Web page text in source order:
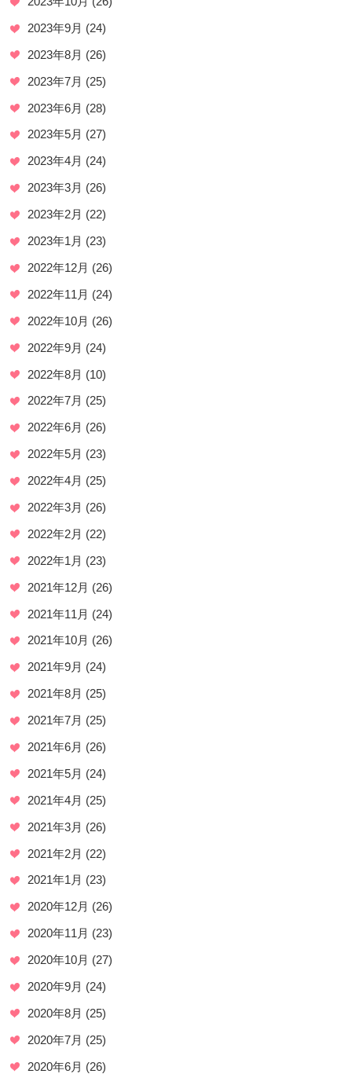
2023年9月 (24)
2023年8月 (26)
2023年7月 (25)
2023年6月 (28)
2023年5月 (27)
2023年4月 (24)
2023年3月 (26)
2023年2月 (22)
2023年1月 (23)
2022年12月 (26)
2022年11月 (24)
2022年10月 (26)
2022年9月 (24)
2022年8月 (10)
2022年7月 (25)
2022年6月 (26)
2022年5月 (23)
2022年4月 (25)
2022年3月 (26)
2022年2月 (22)
2022年1月 (23)
2021年12月 (26)
2021年11月 (24)
2021年10月 (26)
2021年9月 (24)
2021年8月 (25)
2021年7月 (25)
2021年6月 (26)
2021年5月 (24)
2021年4月 (25)
2021年3月 (26)
2021年2月 (22)
2021年1月 (23)
2020年12月 (26)
2020年11月 (23)
2020年10月 (27)
2020年9月 (24)
2020年8月 (25)
2020年7月 (25)
2020年6月 (26)